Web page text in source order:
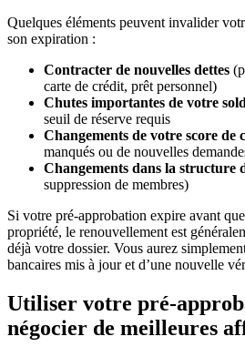
Quelques éléments peuvent invalider
son expiration :
Contracter de nouvelles dettes
carte de crédit, prêt personnel)
Chutes importantes de votre
seuil de réserve requis
Changements de votre score de
manqués ou de nouvelles
Changements dans la structure
suppression de membres)
Si votre pré-approbation expire avant
propriété, le renouvellement est
déjà votre dossier. Vous aurez
bancaires mis à jour et d’une nouvelle
Utiliser votre pré-
négocier de meilleures